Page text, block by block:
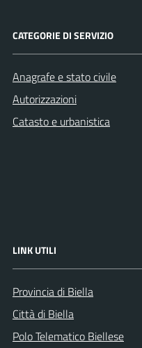
CATEGORIE DI SERVIZIO
Anagrafe e stato civile
Autorizzazioni
Catasto e urbanistica
LINK UTILI
Provincia di Biella
Città di Biella
Polo Telematico Biellese